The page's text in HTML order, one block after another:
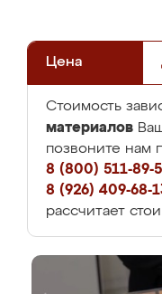
Цена
Стоимость
материалов
позвоните нам
8 (800) 511-89-
8 (926) 409-68-
рассчитает